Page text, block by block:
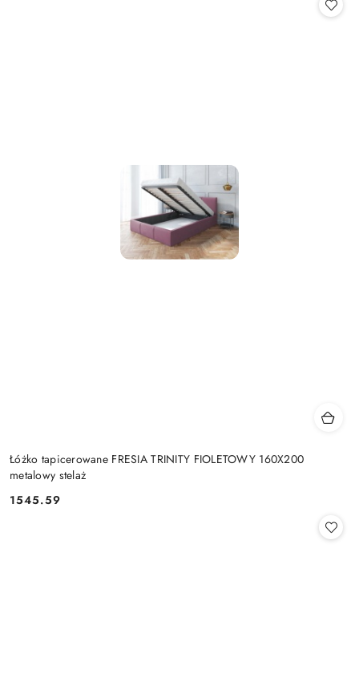
Łóżko tapicerowane FRESIA TRINITY FIOLETOWY 160X200
metalowy stelaż
Cena:
1545.59